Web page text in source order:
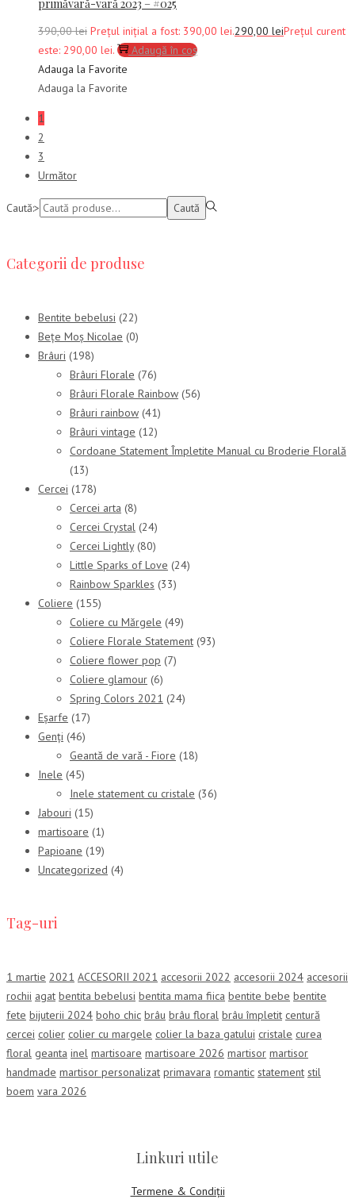
primăvară-vară 2023 – #025
390,00lei Prețul inițial a fost: 390,00 lei.290,00 leiPrețul curent
este: 290,00 lei.
Adaugă în coș
Adauga la Favorite
Adauga la Favorite
1
2
3
Următor
Caută:> Caută
Categorii de produse
Bentite bebelusi (22)
Bețe Moș Nicolae (0)
Brâuri (198)
Brâuri Florale (76)
Brâuri Florale Rainbow (56)
Brâuri rainbow (41)
Brâuri vintage (12)
Cordoane Statement Împletite Manual cu Broderie Florală
(13)
Cercei (178)
Cercei arta (8)
Cercei Crystal (24)
Cercei Lightly (80)
Little Sparks of Love (24)
Rainbow Sparkles (33)
Coliere (155)
Coliere cu Mărgele (49)
Coliere Florale Statement (93)
Coliere flower pop (7)
Coliere glamour (6)
Spring Colors 2021 (24)
Eșarfe (17)
Genți (46)
Geantă de vară - Fiore (18)
Inele (45)
Inele statement cu cristale (36)
Jabouri (15)
martisoare (1)
Papioane (19)
Uncategorized (4)
Tag-uri
1 martie 2021 ACCESORII 2021 accesorii 2022 accesorii 2024 accesorii
rochii agat bentita bebelusi bentita mama fiica bentite bebe bentite
fete bijuterii 2024 boho chic brâu brâu floral brâu împletit centură
cercei colier colier cu margele colier la baza gatului cristale curea
floral geanta inel martisoare martisoare 2026 martisor martisor
handmade martisor personalizat primavara romantic statement stil
boem vara 2026
Linkuri utile
Termene & Condiții